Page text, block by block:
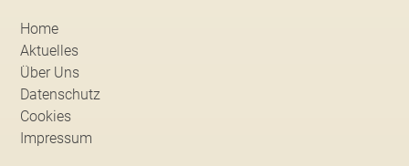
Home
Aktuelles
Über Uns
Datenschutz
Cookies
Impressum